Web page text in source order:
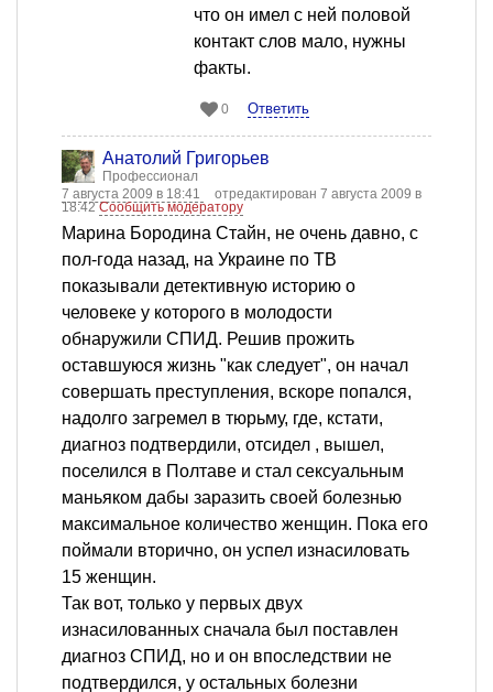
что он имел с ней половой
контакт слов мало, нужны
факты.
0 Ответить
Анатолий Григорьев
Профессионал
7 августа 2009 в 18:41
отредактирован 7 августа 2009 в
18:42Сообщить модератору
Марина Бородина Стайн, не очень давно, с
пол-года назад, на Украине по ТВ
показывали детективную историю о
человеке у которого в молодости
обнаружили СПИД. Решив прожить
оставшуюся жизнь "как следует", он начал
совершать преступления, вскоре попался,
надолго загремел в тюрьму, где, кстати,
диагноз подтвердили, отсидел , вышел,
поселился в Полтаве и стал сексуальным
маньяком дабы заразить своей болезнью
максимальное количество женщин. Пока его
поймали вторично, он успел изнасиловать
15 женщин.
Так вот, только у первых двух
изнасилованных сначала был поставлен
диагноз СПИД, но и он впоследствии не
подтвердился, у остальных болезни